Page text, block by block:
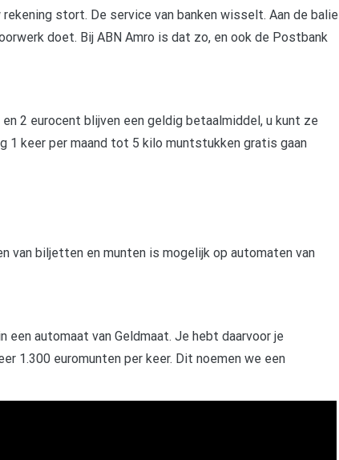
stort. De service van banken wisselt. Aan de balie
doet. Bij ABN Amro is dat zo, en ook de Postbank
2 eurocent blijven een geldig betaalmiddel, u kunt ze
1 keer per maand tot 5 kilo muntstukken gratis gaan
van biljetten en munten is mogelijk op automaten van
automaat van Geldmaat. Je hebt daarvoor je
1.300 euromunten per keer. Dit noemen we een